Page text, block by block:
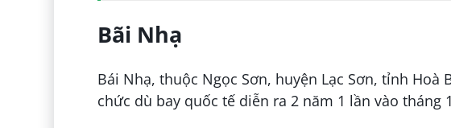
Bãi Nhạ
Bái Nhạ, thuộc Ngọc Sơn, huyện Lạc Sơn, tỉnh
chức dù bay quốc tế diễn ra 2 năm 1 lần vào tháng